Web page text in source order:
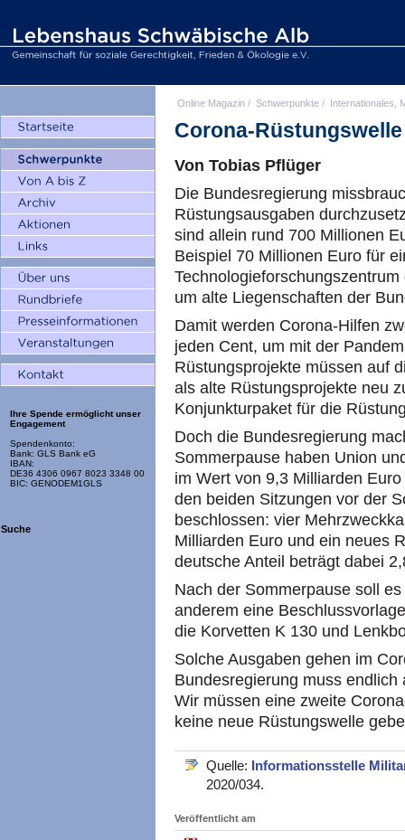
Ihre Spende ermöglicht unser
Engagement
Spendenkonto:
Bank: GLS Bank eG
IBAN:
DE36 4306 0967 8023 3348 00
BIC: GENODEM1GLS
Suche
Online Magazin / Schwerpunkte / Internationales,
Corona-Rüstungswelle
Von Tobias Pflüger
Die Bundesregierung
Rüstungsausgaben
sind allein rund 700 Millionen
Beispiel 70 Millionen Euro für
um alte Liegenschaften der
Damit werden Corona-Hilfen
jeden Cent, um mit der
Rüstungsprojekte müssen auf
als alte Rüstungsprojekte neu
Konjunkturpaket für die
Doch die Bundesregierung
Sommerpause haben Union
im Wert von 9,3 Milliarden
den beiden Sitzungen vor der
beschlossen: vier
Milliarden Euro und ein neues
deutsche Anteil beträgt dabei
Nach der Sommerpause soll
anderem eine
die Korvetten K 130 und
Solche Ausgaben gehen im
Bundesregierung muss
Wir müssen eine zweite
keine neue Rüstungswelle
Quelle: Informationsstelle
2020/034.
Veröffentlicht am